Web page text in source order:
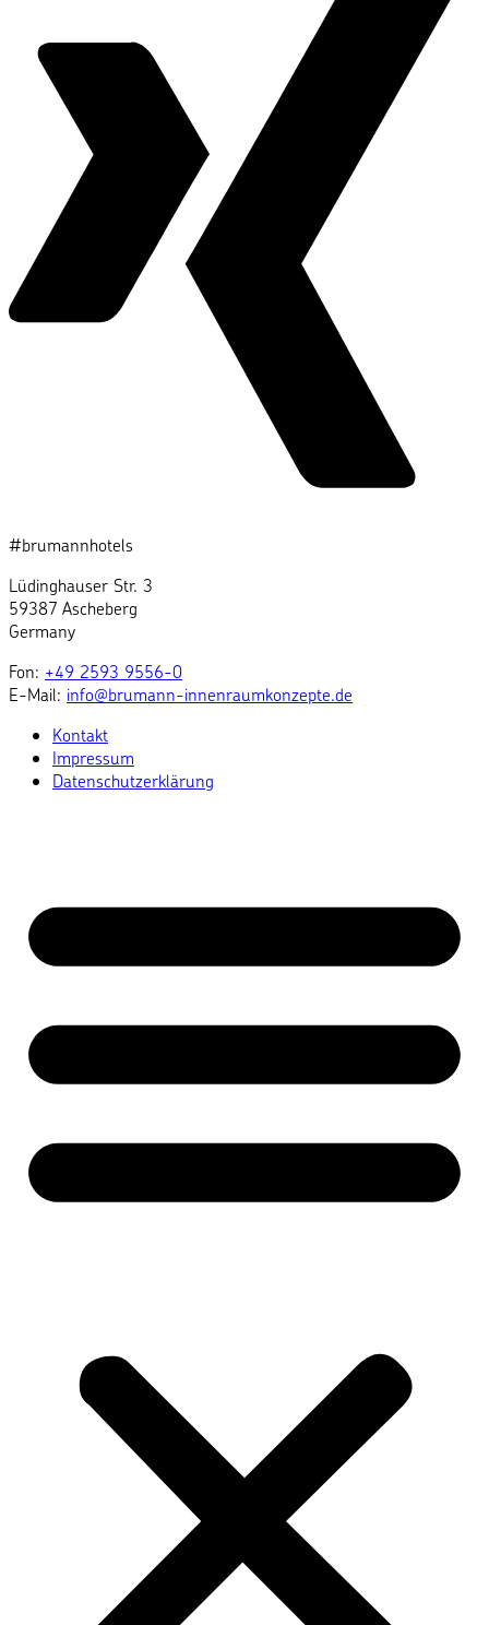
#brumannhotels
Lüdinghauser Str. 3
59387 Ascheberg
Germany
Fon: +49 2593 9556-0
E-Mail: info@brumann-innenraumkonzepte.de
Kontakt
Impressum
Datenschutzerklärung